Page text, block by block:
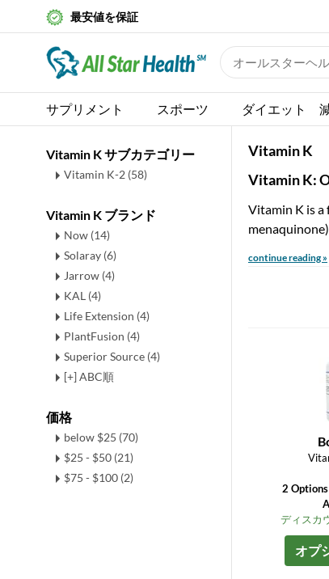
最安値を保証
サプリメント スポーツ ダイエット
Vitamin K サブカテゴリー
Vitamin K-2 (58)
Vitamin K ブランド
Now (14)
Solaray (6)
Jarrow (4)
KAL (4)
Life Extension (4)
PlantFusion (4)
Superior Source (4)
[+] ABC順
価格
below $25 (70)
$25 - $50 (21)
$75 - $100 (2)
Vitamin K
Vitamin K:
Vitamin K is a
continue reading »
2
ディスカ
オプ